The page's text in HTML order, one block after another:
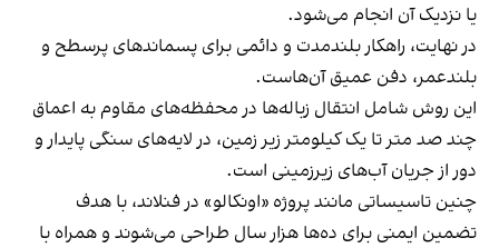
یا نزدیک آن انجام می‌شود.
در نهایت، راهکار بلندمدت و دائمی برای پسماندهای پرسطح و
بلند‌عمر، دفن عمیق آن‌هاست.
این روش شامل انتقال زباله‌ها در محفظه‌های مقاوم به اعماق
چند صد متر تا یک کیلومتر زیر زمین، در لایه‌های سنگی پایدار و
دور از جریان آب‌های زیرزمینی است.
چنین تاسیساتی مانند پروژه «اونکالو» در فنلاند، با هدف
تضمین ایمنی برای ده‌ها هزار سال طراحی می‌شوند و همراه با